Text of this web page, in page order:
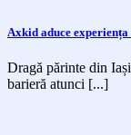
Axkid aduce
Dragă părinte din
barieră atunci [...]